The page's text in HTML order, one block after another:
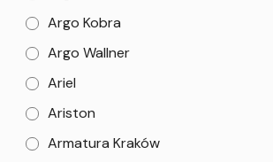
Argo Kobra
Argo Wallner
Ariel
Ariston
Armatura Kraków